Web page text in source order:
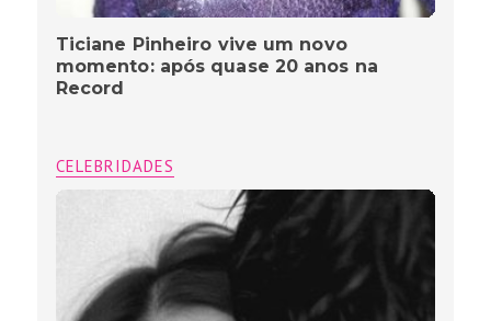
Ticiane Pinheiro vive um novo
momento: após quase 20 anos na
Record
CELEBRIDADES